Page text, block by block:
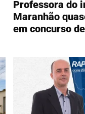
Professora do
Maranhão
em concurso